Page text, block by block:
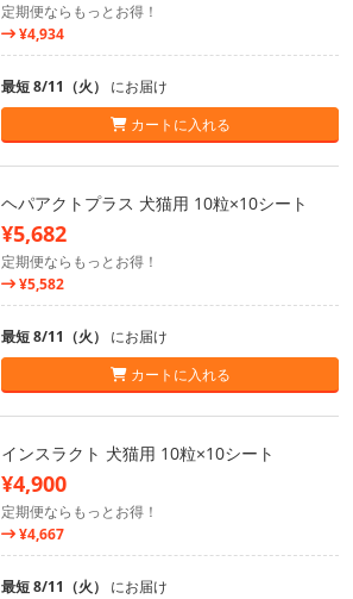
定期便ならもっとお得！
¥4,934
最短 8/11（火） にお届け
カートに入れる
ヘパアクトプラス 犬猫用 10粒×10シート
¥5,682
定期便ならもっとお得！
¥5,582
最短 8/11（火） にお届け
カートに入れる
インスラクト 犬猫用 10粒×10シート
¥4,900
定期便ならもっとお得！
¥4,667
最短 8/11（火） にお届け